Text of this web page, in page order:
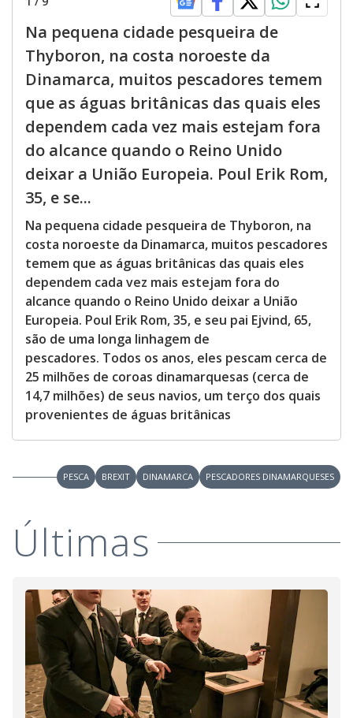
Na pequena cidade pesqueira de
Thyboron, na costa noroeste da
Dinamarca, muitos pescadores temem
que as águas britânicas das quais eles
dependem cada vez mais estejam fora
do alcance quando o Reino Unido
deixar a União Europeia. Poul Erik Rom,
35, e se...
Na pequena cidade pesqueira de Thyboron, na
costa noroeste da Dinamarca, muitos pescadores
temem que as águas britânicas das quais eles
dependem cada vez mais estejam fora do
alcance quando o Reino Unido deixar a União
Europeia. Poul Erik Rom, 35, e seu pai Ejvind, 65,
são de uma longa linhagem de
pescadores. Todos os anos, eles pescam cerca de
25 milhões de coroas dinamarquesas (cerca de
14,7 milhões) de seus navios, um terço dos quais
provenientes de águas britânicas
PESCA BREXIT DINAMARCA PESCADORES DINAMARQUESES
Últimas